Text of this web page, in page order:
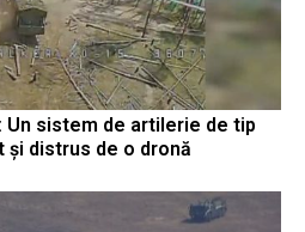
Un sistem de artilerie de tip
și distrus de o dronă